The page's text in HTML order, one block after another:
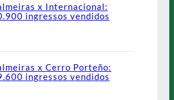
x Internacional:
ingressos vendidos
x Cerro Porteño:
ingressos vendidos